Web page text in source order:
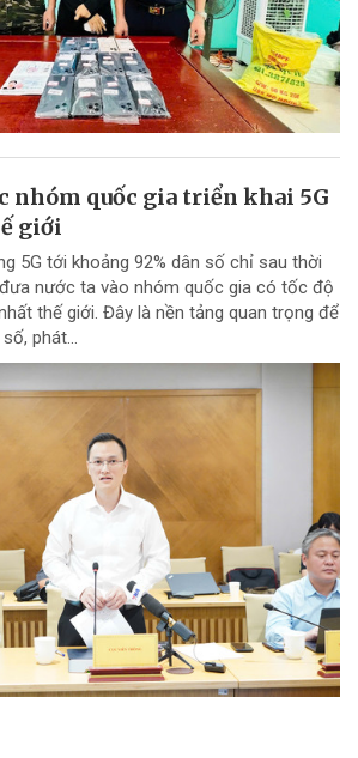
nhóm quốc gia triển khai 5G
giới
5G tới khoảng 92% dân số chỉ sau thời
nước ta vào nhóm quốc gia có tốc độ
thế giới. Đây là nền tảng quan trọng để
phát...